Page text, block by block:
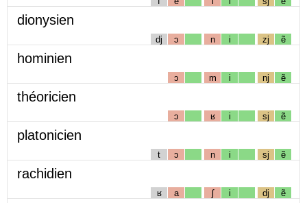
dionysien
dj ɔ n i zj ẽ
hominien
ɔ m i nj ẽ
théoricien
ɔ ʁ i sj ẽ
platonicien
t ɔ n i sj ẽ
rachidien
ʁ a ʃ i dj ẽ